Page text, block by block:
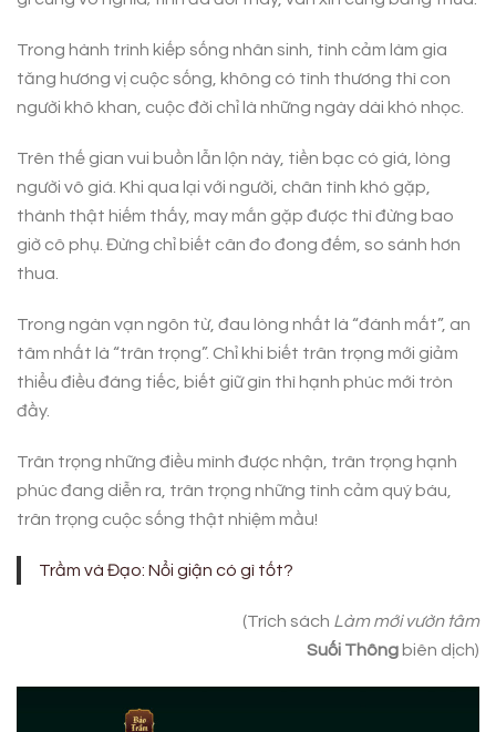
Trong hành trình kiếp sống nhân sinh, tình cảm làm gia
tăng hương vị cuộc sống, không có tình thương thì con
người khô khan, cuộc đời chỉ là những ngày dài khó nhọc.
Trên thế gian vui buồn lẫn lộn này, tiền bạc có giá, lòng
người vô giá. Khi qua lại với người, chân tình khó gặp,
thành thật hiếm thấy, may mắn gặp được thì đừng bao
giờ cô phụ. Đừng chỉ biết cân đo đong đếm, so sánh hơn
thua.
Trong ngàn vạn ngôn từ, đau lòng nhất là “đánh mất”, an
tâm nhất là “trân trọng”. Chỉ khi biết trân trọng mới giảm
thiểu điều đáng tiếc, biết giữ gìn thì hạnh phúc mới tròn
đầy.
Trân trọng những điều mình được nhận, trân trọng hạnh
phúc đang diễn ra, trân trọng những tình cảm quý báu,
trân trọng cuộc sống thật nhiệm mầu!
Trầm và Đạo: Nổi giận có gì tốt?
(Trích sách Làm mới vườn tâm
Suối Thông biên dịch)